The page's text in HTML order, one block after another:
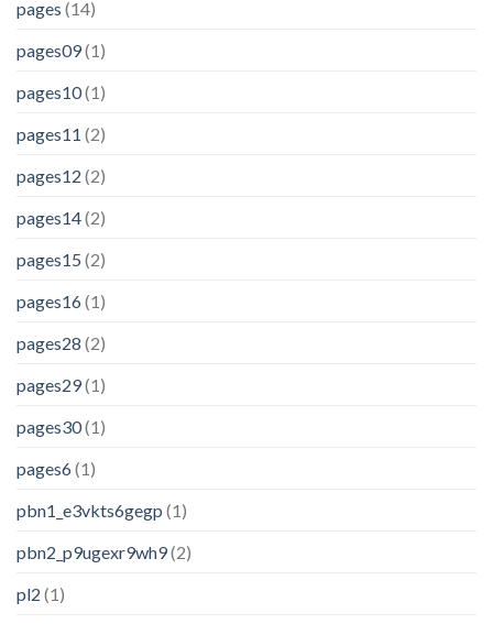
pages (14)
pages09(1)
pages10(1)
pages11 (2)
pages12 (2)
pages14(2)
pages15 (2)
pages16(1)
pages28 (2)
pages29(1)
pages30(1)
pages6(1)
pbn1_e3vkts6gegp (1)
pbn2_p9ugexr9wh9(2)
pl2 (1)